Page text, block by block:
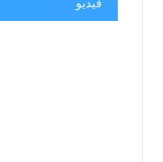
فيديو